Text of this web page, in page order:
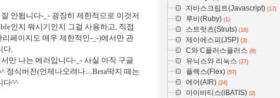
안됩니다-_- 굉장히 제한적으로 이것저
인지 뭐시기인지 그걸 사용하고, 직접
페이지도 매우 제한적인-_-)에서만 관
다.
만 나는 에러입니다-_- 사실 아직 구글
정식버전(언제나오려나....Beta딱지 떼는
다^^
자바스크립트(Javascript) (17)
루비(Ruby) (1)
스트럿츠(Struts) (16)
제이에스피(JSP) (3)
C와 C플러스플러스 (8)
유닉스와 리눅스 (27)
플렉스(Flex) (57)
에어(AIR) (24)
아이바티스(iBATIS) (2)